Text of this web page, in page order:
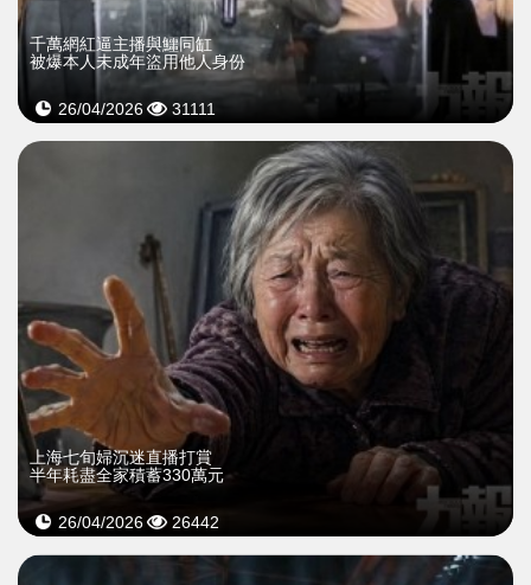
千萬網紅逼主播與鱷同缸
被爆本人未成年盜用他人身份
26/04/2026 31111
上海七旬婦沉迷直播打賞
半年耗盡全家積蓄330萬元
26/04/2026 26442